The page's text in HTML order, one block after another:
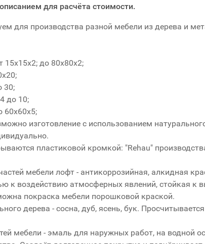
для расчёта стоимости.
для производства разной мебели из дерева и
до 80x80x2;
30;
до 10;
60x60x5;
изготовление с использованием
пластиковой кромкой: "Rehau"
мебели лофт - антикоррозийная, алкидная
к воздействию атмосферных явлений, стойкая к
покраска мебели порошковой краской.
дерева - сосна, дуб, ясень, бук.
мебели - эмаль для наружных работ, на водной